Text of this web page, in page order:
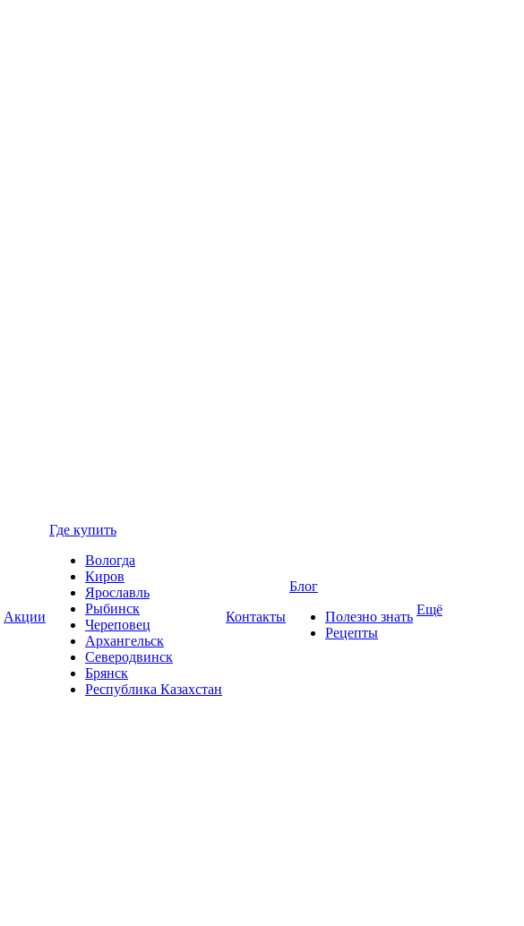
Акции
Где купить
Вологда
Киров
Ярославль
Рыбинск
Череповец
Архангельск
Северодвинск
Брянск
Республика Казахстан
Контакты
Блог
Полезно знать
Рецепты
Ещё